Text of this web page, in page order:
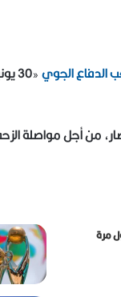
الدفاع الجوي
من أجل مواصلة
مرة